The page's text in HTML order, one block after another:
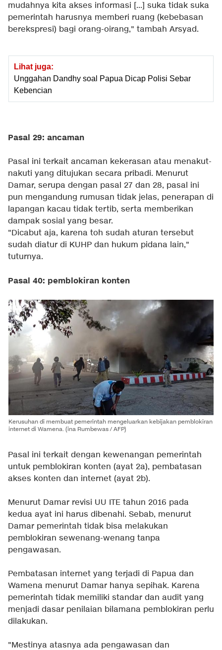
mudahnya kita akses informasi [...] suka tidak suka
pemerintah harusnya memberi ruang (kebebasan
berekspresi) bagi orang-oirang," tambah Arsyad.
Lihat juga:
Unggahan Dandhy soal Papua Dicap Polisi Sebar
Kebencian
Pasal 29: ancaman
Pasal ini terkait ancaman kekerasan atau menakut-
nakuti yang ditujukan secara pribadi. Menurut
Damar, serupa dengan pasal 27 dan 28, pasal ini
pun mengandung rumusan tidak jelas, penerapan di
lapangan kacau tidak tertib, serta memberikan
dampak sosial yang besar.
"Dicabut aja, karena toh sudah aturan tersebut
sudah diatur di KUHP dan hukum pidana lain,"
tuturnya.
Pasal 40: pemblokiran konten
Kerusuhan di membuat pemerintah mengeluarkan kebijakan pemblokiran
internet di Wamena. (ina Rumbewas / AFP)
Pasal ini terkait dengan kewenangan pemerintah
untuk pemblokiran konten (ayat 2a), pembatasan
akses konten dan internet (ayat 2b).
Menurut Damar revisi UU ITE tahun 2016 pada
kedua ayat ini harus dibenahi. Sebab, menurut
Damar pemerintah tidak bisa melakukan
pemblokiran sewenang-wenang tanpa
pengawasan.
Pembatasan internet yang terjadi di Papua dan
Wamena menurut Damar hanya sepihak. Karena
pemerintah tidak memiliki standar dan audit yang
menjadi dasar penilaian bilamana pemblokiran perlu
dilakukan.
"Mestinya atasnya ada pengawasan dan